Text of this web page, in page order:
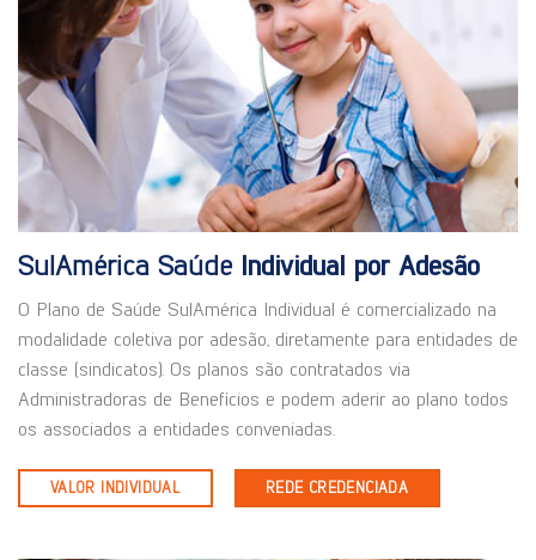
SulAmérica Saúde Individual por Adesão
O Plano de Saúde SulAmérica Individual é comercializado na
modalidade coletiva por adesão, diretamente para entidades de
classe (sindicatos). Os planos são contratados via
Administradoras de Benefícios e podem aderir ao plano todos
os associados a entidades conveniadas.
VALOR INDIVIDUAL REDE CREDENCIADA